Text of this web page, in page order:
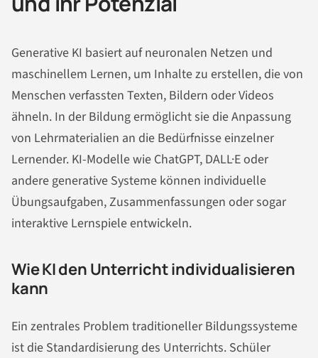
Generative KI basiert auf neuronalen Netzen und
maschinellem Lernen, um Inhalte zu erstellen, die von
Menschen verfassten Texten, Bildern oder Videos
ähneln. In der Bildung ermöglicht sie die Anpassung
von Lehrmaterialien an die Bedürfnisse einzelner
Lernender. KI-Modelle wie ChatGPT, DALL·E oder
andere generative Systeme können individuelle
Übungsaufgaben, Zusammenfassungen oder sogar
interaktive Lernspiele entwickeln.
Wie KI den Unterricht individualisieren
kann
Ein zentrales Problem traditioneller Bildungssysteme
ist die Standardisierung des Unterrichts. Schüler